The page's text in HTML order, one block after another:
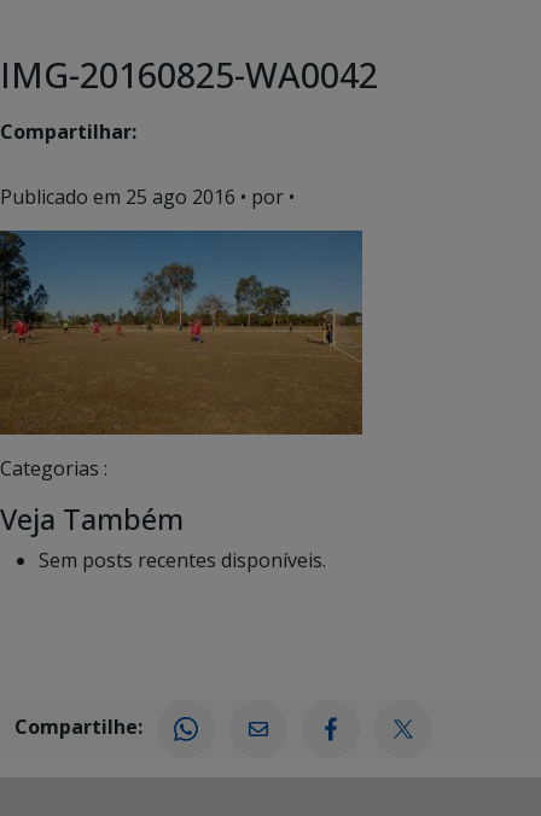
IMG-20160825-WA0042
Compartilhar:
Publicado em 25 ago 2016 • por •
Categorias :
Veja Também
Sem posts recentes disponíveis.
Compartilhe: